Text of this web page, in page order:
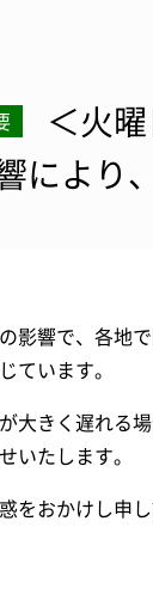
＜火
により
影響で、各地
ています。
大きく遅れる
いたします。
をおかけし申